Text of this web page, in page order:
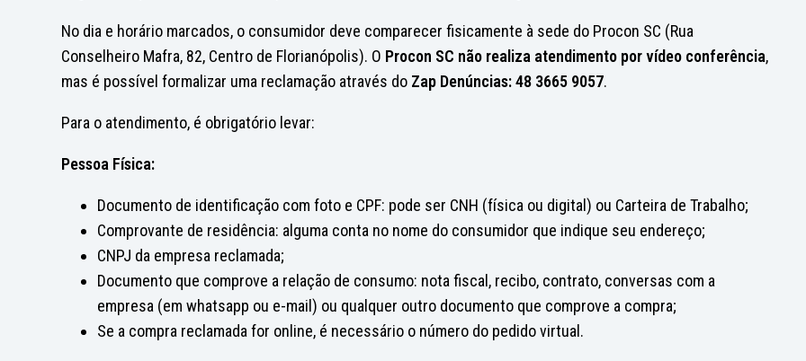
No dia e horário marcados, o consumidor deve comparecer fisicamente à sede do Procon SC (Rua
Conselheiro Mafra, 82, Centro de Florianópolis). O Procon SC não realiza atendimento por vídeo conferência,
mas é possível formalizar uma reclamação através do Zap Denúncias: 48 3665 9057.
Para o atendimento, é obrigatório levar:
Pessoa Física:
Documento de identificação com foto e CPF: pode ser CNH (física ou digital) ou Carteira de Trabalho;
Comprovante de residência: alguma conta no nome do consumidor que indique seu endereço;
CNPJ da empresa reclamada;
Documento que comprove a relação de consumo: nota fiscal, recibo, contrato, conversas com a
empresa (em whatsapp ou e-mail) ou qualquer outro documento que comprove a compra;
Se a compra reclamada for online, é necessário o número do pedido virtual.